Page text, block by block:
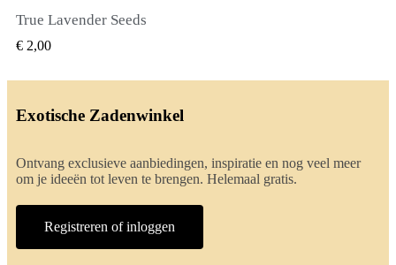
True Lavender Seeds
€ 2,00
Exotische Zadenwinkel
Ontvang exclusieve aanbiedingen, inspiratie en nog veel meer
om je ideeën tot leven te brengen. Helemaal gratis.
Registreren of inloggen